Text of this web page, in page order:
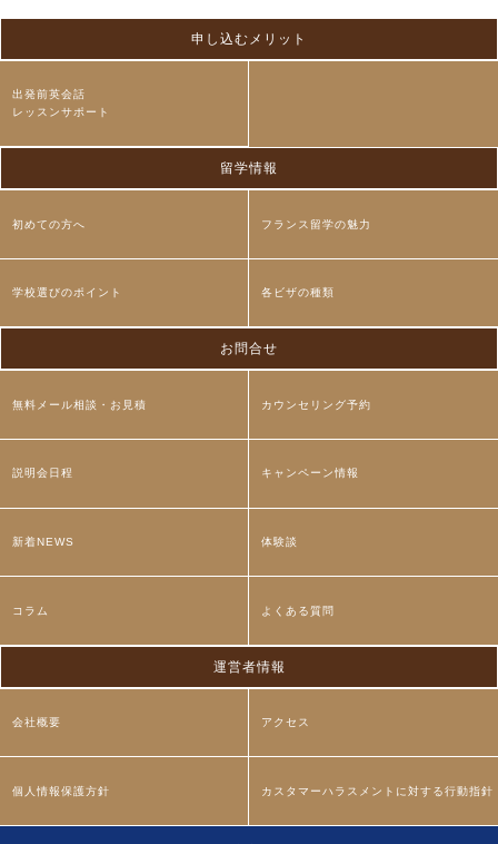
申し込むメリット
出発前英会話
レッスンサポート
留学情報
初めての方へ フランス留学の魅力
学校選びのポイント 各ビザの種類
お問合せ
無料メール相談・お見積 カウンセリング予約
説明会日程 キャンペーン情報
新着NEWS 体験談
コラム よくある質問
運営者情報
会社概要 アクセス
個人情報保護方針 カスタマーハラスメントに対する行動指針